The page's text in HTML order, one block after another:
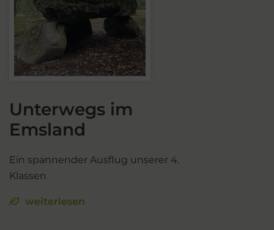
Unterwegs im
Emsland
Ein spannender Ausflug unserer 4.
Klassen
weiterlesen